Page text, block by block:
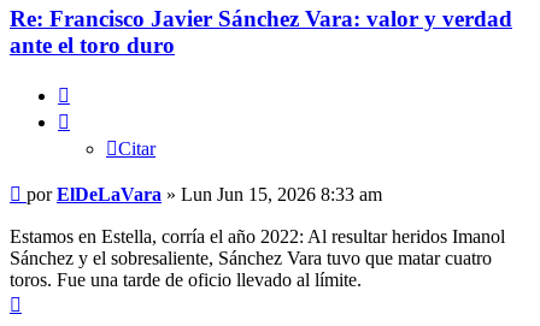
Re: Francisco Javier Sánchez Vara: valor y verdad
ante el toro duro
Citar
Mensaje
porElDeLaVara » Lun Jun 15, 2026 8:33 am
Estamos en Estella, corría el año 2022: Al resultar heridos Imanol
Sánchez y el sobresaliente, Sánchez Vara tuvo que matar cuatro
toros. Fue una tarde de oficio llevado al límite.